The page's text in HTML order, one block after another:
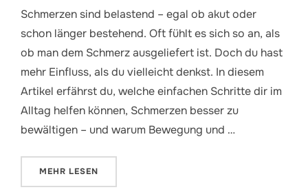
Schmerzen sind belastend – egal ob akut oder
schon länger bestehend. Oft fühlt es sich so an, als
ob man dem Schmerz ausgeliefert ist. Doch du hast
mehr Einfluss, als du vielleicht denkst. In diesem
Artikel erfährst du, welche einfachen Schritte dir im
Alltag helfen können, Schmerzen besser zu
bewältigen – und warum Bewegung und …
MEHR ÜBER „UMGANG MIT SCHMERZEN – WAS DU
LESEN